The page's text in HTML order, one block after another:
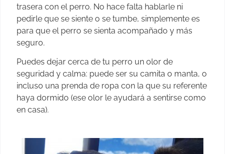
trasera con el perro. No hace falta hablarle ni
pedirle que se siente o se tumbe, simplemente es
para que el perro se sienta acompañado y más
seguro.
Puedes dejar cerca de tu perro un olor de
seguridad y calma: puede ser su camita o manta, o
incluso una prenda de ropa con la que su referente
haya dormido (ese olor le ayudará a sentirse como
en casa).